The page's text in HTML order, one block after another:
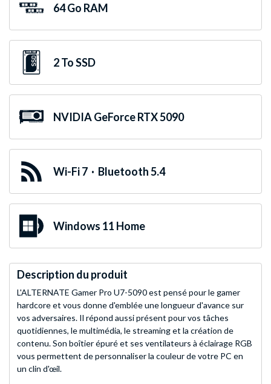
64 Go RAM
2 To SSD
NVIDIA GeForce RTX 5090
Wi-Fi 7 · Bluetooth 5.4
Windows 11 Home
Description du produit
L'ALTERNATE Gamer Pro U7-5090 est pensé pour le gamer
hardcore et vous donne d'emblée une longueur d'avance sur
vos adversaires. Il répond aussi présent pour vos tâches
quotidiennes, le multimédia, le streaming et la création de
contenu. Son boîtier épuré et ses ventilateurs à éclairage RGB
vous permettent de personnaliser la couleur de votre PC en
un clin d'œil.